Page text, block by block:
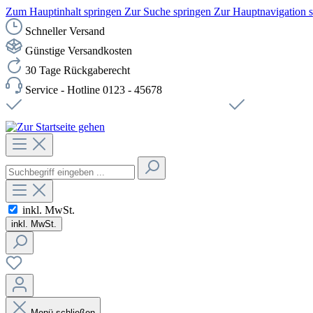
Zum Hauptinhalt springen Zur Suche springen Zur Hauptnavigation
Schneller Versand
Günstige Versandkosten
30 Tage Rückgaberecht
Service - Hotline 0123 - 45678
inkl. MwSt.
inkl. MwSt.